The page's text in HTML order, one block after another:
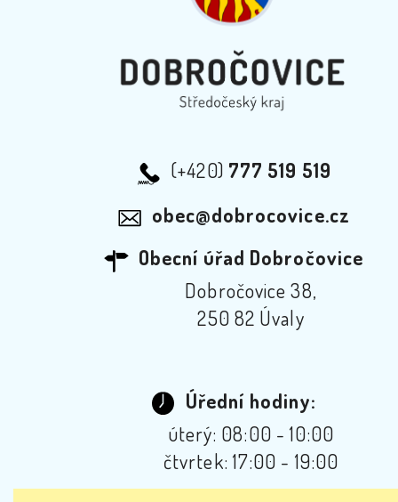
(+420) 777 519 519
obec@dobrocovice.cz
Obecní úřad Dobročovice
Dobročovice 38,
250 82 Úvaly
Úřední hodiny:
úterý: 08:00 - 10:00
čtvrtek: 17:00 - 19:00